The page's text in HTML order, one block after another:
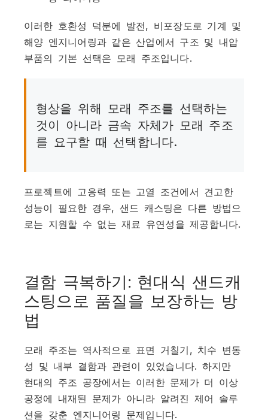
이러한 호환성 덕분에 발전, 비포장도로 기계 및
해양 엔지니어링과 같은 산업에서 구조 및 내압
부품의 기본 선택은 모래 주조입니다.
형상을 위해 모래 주조를 선택하는
것이 아니라 금속 자체가 모래 주조
를 요구할 때 선택합니다.
프로젝트에 고응력 또는 고열 조건에서 견고한
성능이 필요한 경우, 샌드 캐스팅은 다른 방법으
로는 지원할 수 없는 재료 유연성을 제공합니다.
결함 극복하기: 현대식 샌드캐
스팅으로 품질을 보장하는 방
법
모래 주조는 역사적으로 표면 거칠기, 치수 변동
성 및 내부 결함과 관련이 있었습니다. 하지만
현대의 주조 공장에서는 이러한 문제가 더 이상
공정에 내재된 문제가 아니라 알려진 제어 솔루
션을 갖춘 엔지니어링 문제입니다.